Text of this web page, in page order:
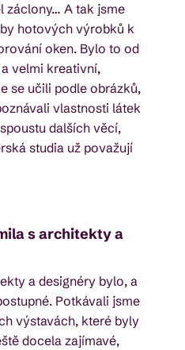
záclony… A tak jsme
hotových výrobků k
oken. Bylo to od
velmi kreativní,
se učili podle obrázků,
vlastnosti látek
dalších věcí,
studia už považují
s architekty a
a designéry bylo, a
Potkávali jsme
výstavách, které byly
docela zajímavé,